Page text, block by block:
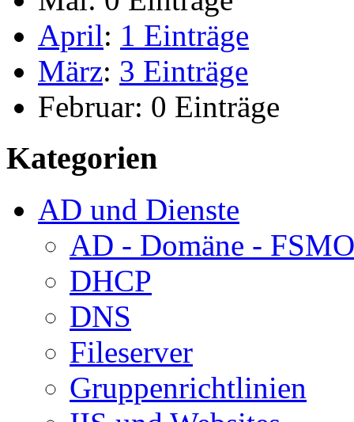
April: 1 Einträge
März: 3 Einträge
Februar: 0 Einträge
Kategorien
AD und Dienste
AD - Domäne - FSMO
DHCP
DNS
Fileserver
Gruppenrichtlinien